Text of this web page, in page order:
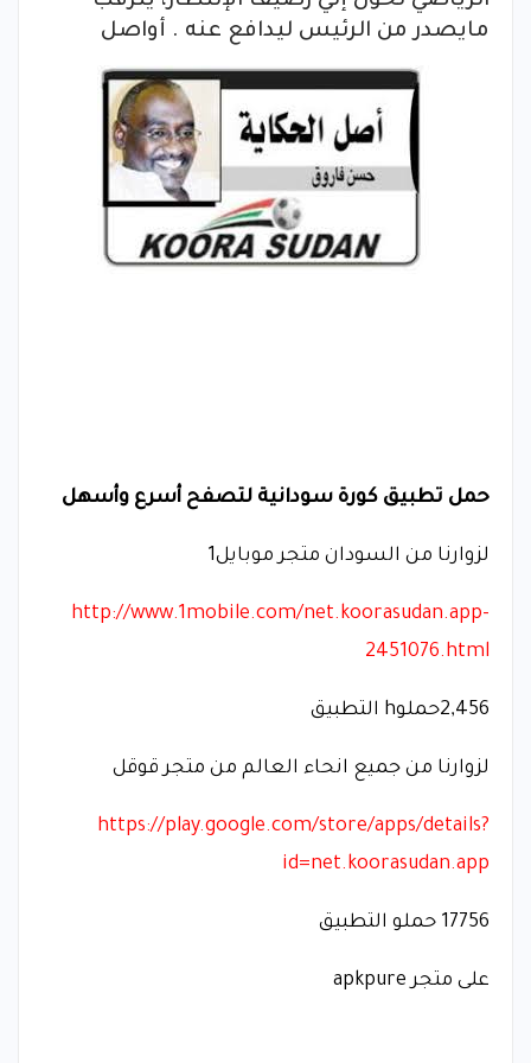
مايصدر من الرئيس ليدافع عنه . أواصل
حمل تطبيق كورة سودانية لتصفح أسرع وأسهل
لزوارنا من السودان متجر موبايل1
http://www.1mobile.com/net.koorasudan.app-
2451076.html
2,456حملوh التطبيق
لزوارنا من جميع انحاء العالم من متجر قوقل
https://play.google.com/store/apps/details?
id=net.koorasudan.app
17756 حملو التطبيق
على متجر apkpure